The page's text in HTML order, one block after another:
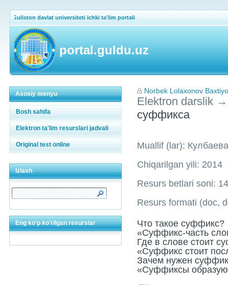
Guliston davlat universiteti ichki ta'lim portali
portal.guldu.uz
Asosiy menyu
Bosh sahifa
Elektron ta'lim resurslari jadvali
Original test online
Izlash
Eng ko'p ko'rilgan resurslar
Norbek Lolaxonov
Elektron darslik →
суффикса
Muallif (lar):
Chiqarilgan yili: 2014
Resurs betlari soni: 14
Resurs formati (doc,
Что такое суффикс?
«Суффикс-часть
Где в слове стоит
«Суффикс стоит
Зачем нужен
«Суффиксы